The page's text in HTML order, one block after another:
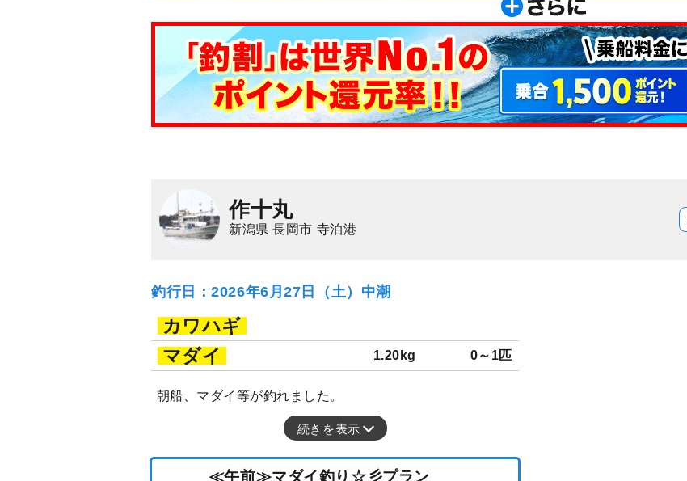
作十丸
新潟県 長岡市 寺泊港
釣行日：2026年6月27日（土）中潮
カワハギ
マダイ
1.20kg 0～1匹
朝船、マダイ等が釣れました。
続きを表示